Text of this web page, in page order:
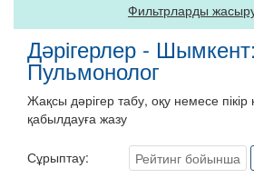
Фильтрларды
Дәрігерлер - Шымкент:
Пульмонолог
Жақсы дәрігер табу, оқу немесе
қабылдауға жазу
Сұрыптау: Рейтинг бойынша